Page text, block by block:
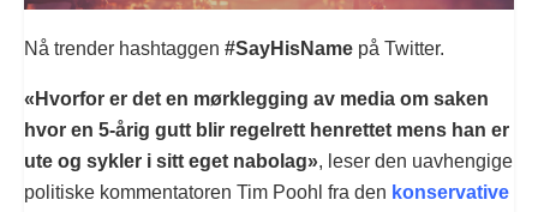
Nå trender hashtaggen #SayHisName på Twitter.
«Hvorfor er det en mørklegging av media om saken
hvor en 5-årig gutt blir regelrett henrettet mens han er
ute og sykler i sitt eget nabolag», leser den uavhengige
politiske kommentatoren Tim Poohl fra den konservative